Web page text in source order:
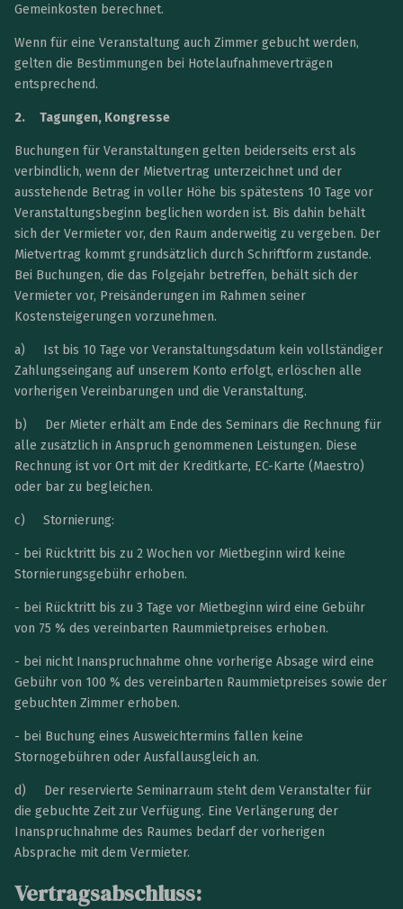
Gemeinkosten berechnet.
Wenn für eine Veranstaltung auch Zimmer gebucht werden,
gelten die Bestimmungen bei Hotelaufnahmeverträgen
entsprechend.
2. Tagungen, Kongresse
Buchungen für Veranstaltungen gelten beiderseits erst als
verbindlich, wenn der Mietvertrag unterzeichnet und der
ausstehende Betrag in voller Höhe bis spätestens 10 Tage vor
Veranstaltungsbeginn beglichen worden ist. Bis dahin behält
sich der Vermieter vor, den Raum anderweitig zu vergeben. Der
Mietvertrag kommt grundsätzlich durch Schriftform zustande.
Bei Buchungen, die das Folgejahr betreffen, behält sich der
Vermieter vor, Preisänderungen im Rahmen seiner
Kostensteigerungen vorzunehmen.
a) Ist bis 10 Tage vor Veranstaltungsdatum kein vollständiger
Zahlungseingang auf unserem Konto erfolgt, erlöschen alle
vorherigen Vereinbarungen und die Veranstaltung.
b) Der Mieter erhält am Ende des Seminars die Rechnung für
alle zusätzlich in Anspruch genommenen Leistungen. Diese
Rechnung ist vor Ort mit der Kreditkarte, EC-Karte (Maestro)
oder bar zu begleichen.
c) Stornierung:
- bei Rücktritt bis zu 2 Wochen vor Mietbeginn wird keine
Stornierungsgebühr erhoben.
- bei Rücktritt bis zu 3 Tage vor Mietbeginn wird eine Gebühr
von 75 % des vereinbarten Raummietpreises erhoben.
- bei nicht Inanspruchnahme ohne vorherige Absage wird eine
Gebühr von 100 % des vereinbarten Raummietpreises sowie der
gebuchten Zimmer erhoben.
- bei Buchung eines Ausweichtermins fallen keine
Stornogebühren oder Ausfallausgleich an.
d) Der reservierte Seminarraum steht dem Veranstalter für
die gebuchte Zeit zur Verfügung. Eine Verlängerung der
Inanspruchnahme des Raumes bedarf der vorherigen
Absprache mit dem Vermieter.
Vertragsabschluss: